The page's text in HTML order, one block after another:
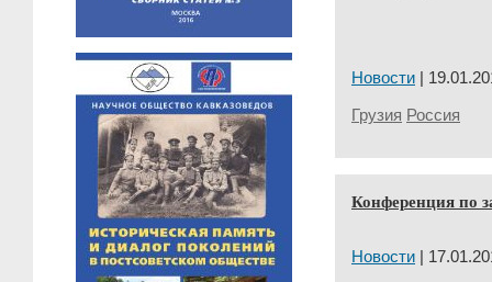
Новости |
Грузия Россия
Конференция по
Новости |